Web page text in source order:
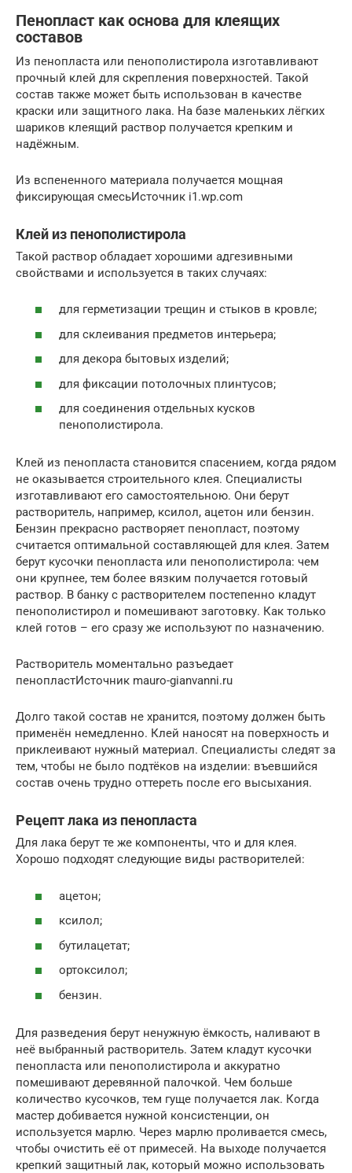
Пенопласт как основа для клеящих
составов
Из пенопласта или пенополистирола изготавливают
прочный клей для скрепления поверхностей. Такой
состав также может быть использован в качестве
краски или защитного лака. На базе маленьких лёгких
шариков клеящий раствор получается крепким и
надёжным.
Из вспененного материала получается мощная
фиксирующая смесьИсточник i1.wp.com
Клей из пенополистирола
Такой раствор обладает хорошими адгезивными
свойствами и используется в таких случаях:
для герметизации трещин и стыков в кровле;
для склеивания предметов интерьера;
для декора бытовых изделий;
для фиксации потолочных плинтусов;
для соединения отдельных кусков
пенополистирола.
Клей из пенопласта становится спасением, когда рядом
не оказывается строительного клея. Специалисты
изготавливают его самостоятельною. Они берут
растворитель, например, ксилол, ацетон или бензин.
Бензин прекрасно растворяет пенопласт, поэтому
считается оптимальной составляющей для клея. Затем
берут кусочки пенопласта или пенополистирола: чем
они крупнее, тем более вязким получается готовый
раствор. В банку с растворителем постепенно кладут
пенополистирол и помешивают заготовку. Как только
клей готов – его сразу же используют по назначению.
Растворитель моментально разъедает
пенопластИсточник mauro-gianvanni.ru
Долго такой состав не хранится, поэтому должен быть
применён немедленно. Клей наносят на поверхность и
приклеивают нужный материал. Специалисты следят за
тем, чтобы не было подтёков на изделии: въевшийся
состав очень трудно оттереть после его высыхания.
Рецепт лака из пенопласта
Для лака берут те же компоненты, что и для клея.
Хорошо подходят следующие виды растворителей:
ацетон;
ксилол;
бутилацетат;
ортоксилол;
бензин.
Для разведения берут ненужную ёмкость, наливают в
неё выбранный растворитель. Затем кладут кусочки
пенопласта или пенополистирола и аккуратно
помешивают деревянной палочкой. Чем больше
количество кусочков, тем гуще получается лак. Когда
мастер добивается нужной консистенции, он
используется марлю. Через марлю проливается смесь,
чтобы очистить её от примесей. На выходе получается
крепкий защитный лак, который можно использовать